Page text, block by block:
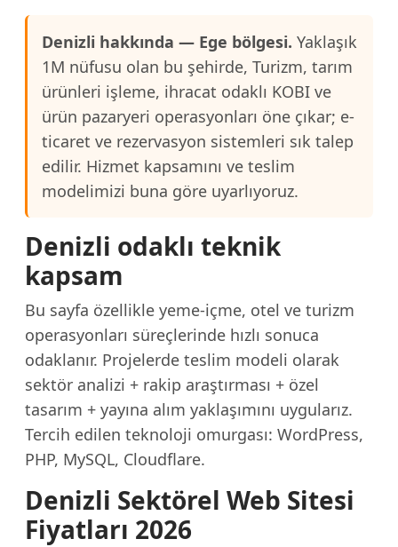
Denizli hakkında — Ege bölgesi. Yaklaşık
1M nüfusu olan bu şehirde, Turizm, tarım
ürünleri işleme, ihracat odaklı KOBI ve
ürün pazaryeri operasyonları öne çıkar; e-
ticaret ve rezervasyon sistemleri sık talep
edilir. Hizmet kapsamını ve teslim
modelimizi buna göre uyarlıyoruz.
Denizli odaklı teknik
kapsam
Bu sayfa özellikle yeme-içme, otel ve turizm
operasyonları süreçlerinde hızlı sonuca
odaklanır. Projelerde teslim modeli olarak
sektör analizi + rakip araştırması + özel
tasarım + yayına alım yaklaşımını uygularız.
Tercih edilen teknoloji omurgası: WordPress,
PHP, MySQL, Cloudflare.
Denizli Sektörel Web Sitesi
Fiyatları 2026